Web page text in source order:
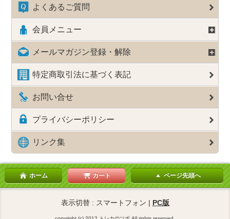
よくあるご質問
会員メニュー
メールマガジン登録・解除
特定商取引法に基づく表記
お問い合せ
プライバシーポリシー
リンク集
ホーム カート ページ先頭へ
表示切替 : スマートフォン | PC版